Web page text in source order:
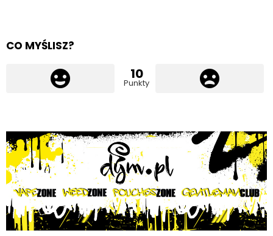
CO MYŚLISZ?
10
Punkty